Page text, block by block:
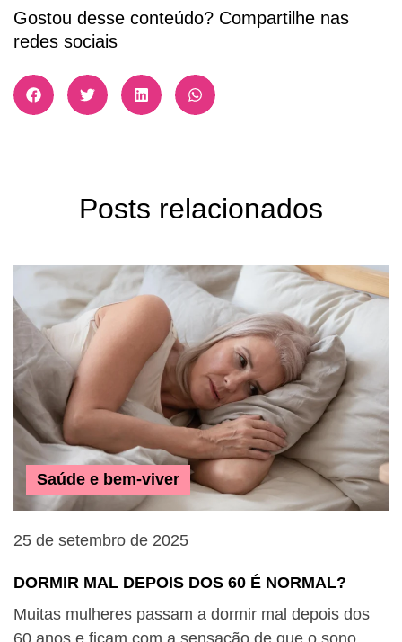
Gostou desse conteúdo? Compartilhe nas
redes sociais
Posts relacionados
Saúde e bem-viver
25 de setembro de 2025
DORMIR MAL DEPOIS DOS 60 É NORMAL?
Muitas mulheres passam a dormir mal depois dos
60 anos e ficam com a sensação de que o sono